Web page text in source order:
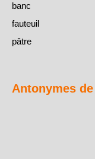
banc
fauteuil
pâtre
Antonymes de